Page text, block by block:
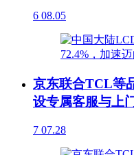
6 08.05
京东联合TCL等
设专属客服与上
7 07.28